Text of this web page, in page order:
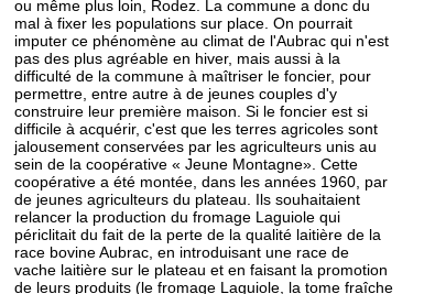
ou même plus loin, Rodez. La commune a donc du
mal à fixer les populations sur place. On pourrait
imputer ce phénomène au climat de l'Aubrac qui n'est
pas des plus agréable en hiver, mais aussi à la
difficulté de la commune à maîtriser le foncier, pour
permettre, entre autre à de jeunes couples d'y
construire leur première maison. Si le foncier est si
difficile à acquérir, c'est que les terres agricoles sont
jalousement conservées par les agriculteurs unis au
sein de la coopérative « Jeune Montagne». Cette
coopérative a été montée, dans les années 1960, par
de jeunes agriculteurs du plateau. Ils souhaitaient
relancer la production du fromage Laguiole qui
périclitait du fait de la perte de la qualité laitière de la
race bovine Aubrac, en introduisant une race de
vache laitière sur le plateau et en faisant la promotion
de leurs produits (le fromage Laguiole, la tome fraîche